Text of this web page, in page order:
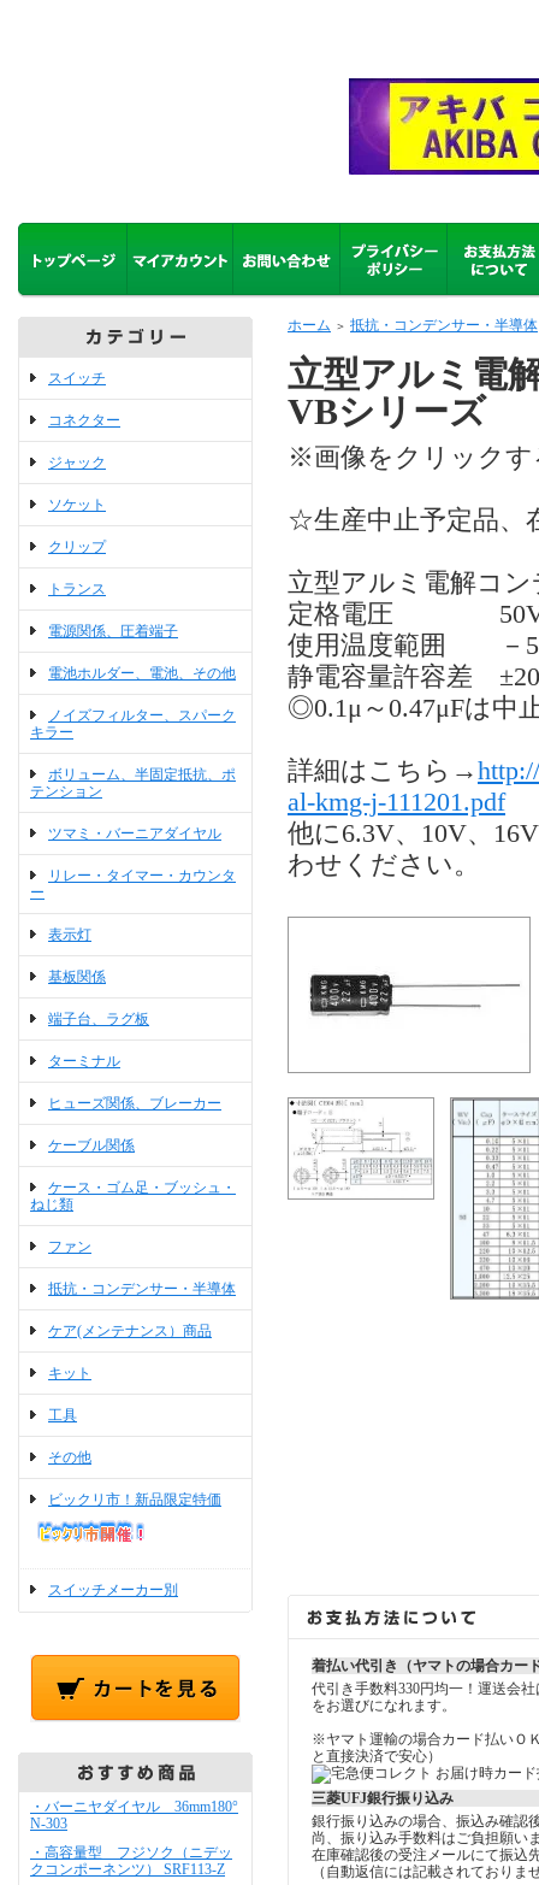
スイッチ
コネクター
ジャック
ソケット
クリップ
トランス
電源関係、圧着端子
電池ホルダー、電池、その他
ノイズフィルター、スパーク
キラー
ボリューム、半固定抵抗、ポ
テンション
ツマミ・バーニアダイヤル
リレー・タイマー・カウンタ
ー
表示灯
基板関係
端子台、ラグ板
ターミナル
ヒューズ関係、ブレーカー
ケーブル関係
ケース・ゴム足・ブッシュ・
ねじ類
ファン
抵抗・コンデンサー・半導体
ケア(メンテナンス）商品
キット
工具
その他
ビックリ市！新品限定特価
スイッチメーカー別
・バーニヤダイヤル 36mm180°
N-303
・高容量型 フジソク（ニデッ
クコンポーネンツ） SRF113-Z
ホーム ＞ 抵抗・コンデンサー・半導体
立型アルミ電
VBシリーズ
※画像をクリック
☆生産中止予定品、
立型アルミ電解コ
定格電圧
使用温度範囲 －
静電容量許容差
◎0.1μ～0.47μFは中
詳細はこちら→
al-kmg-j-111201.pdf
他に6.3V、10V、
わせください。
着払い代引き（ヤマトの場合カー
代引き手数料330円均一！運送会
をお選びになれます。
※ヤマト運輸の場合カード払いＯ
と直接決済で安心）
三菱UFJ銀行振り込み
銀行振り込みの場合、振込み確認
尚、振り込み手数料はご負担願い
在庫確認後の受注メールにて振込
（自動返信には記載されておりま